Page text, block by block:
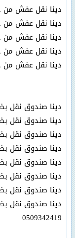
دينا نقل عفش من جدة
دينا نقل عفش من جدة
دينا نقل عفش من جدة
دينا نقل عفش من جدة
دينا نقل عفش من جدة
دينا صندوق نقل بضائع
دينا صندوق نقل بضائع
دينا صندوق نقل بضائع
دينا صندوق نقل بضائع
دينا صندوق نقل بضائع
دينا صندوق نقل بضائع
دينا صندوق نقل بضائع
دينا صندوق نقل
0509342419